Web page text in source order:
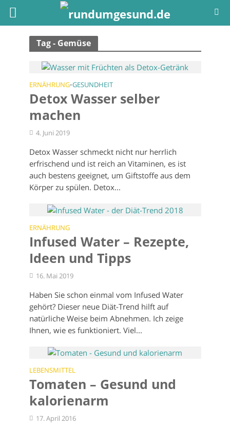
Tag - Gemüse
ERNÄHRUNG•GESUNDHEIT
Detox Wasser selber
machen
4. Juni 2019
Detox Wasser schmeckt nicht nur herrlich
erfrischend und ist reich an Vitaminen, es ist
auch bestens geeignet, um Giftstoffe aus dem
Körper zu spülen. Detox...
ERNÄHRUNG
Infused Water – Rezepte,
Ideen und Tipps
16. Mai 2019
Haben Sie schon einmal vom Infused Water
gehört? Dieser neue Diät-Trend hilft auf
natürliche Weise beim Abnehmen. Ich zeige
Ihnen, wie es funktioniert. Viel...
LEBENSMITTEL
Tomaten – Gesund und
kalorienarm
17. April 2016